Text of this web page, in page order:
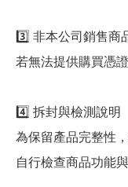
3️⃣ 非本公司銷售商
若無法提供購買憑
4️⃣ 拆封與檢測說明
為保留產品完整性
自行檢查商品功能與